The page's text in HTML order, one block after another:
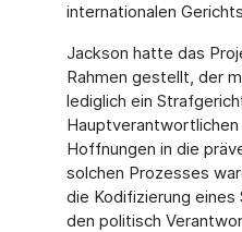
internationalen
Jackson hatte das
Rahmen gestellt, der
lediglich ein
Hoffnungen in die
solchen Prozesses
die Kodifizierung
den politisch